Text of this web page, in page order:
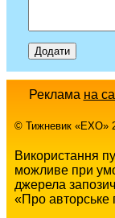
Реклама на
© Тижневик «EХO»
Використання
можливе при
джерела
«Про авторське